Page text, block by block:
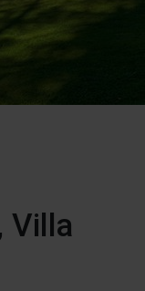
Villa